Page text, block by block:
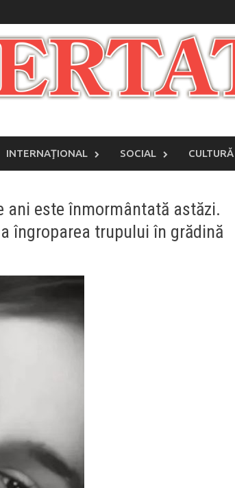
INTERNAŢIONAL SOCIAL CULTURĂ
ani este înmormântată astăzi.
îngroparea trupului în grădină